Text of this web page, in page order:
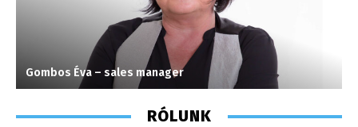
Gombos Éva – sales manager
RÓLUNK